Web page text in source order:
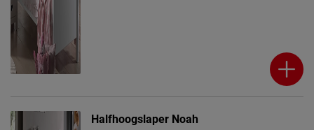
Halfhoogslaper Noah